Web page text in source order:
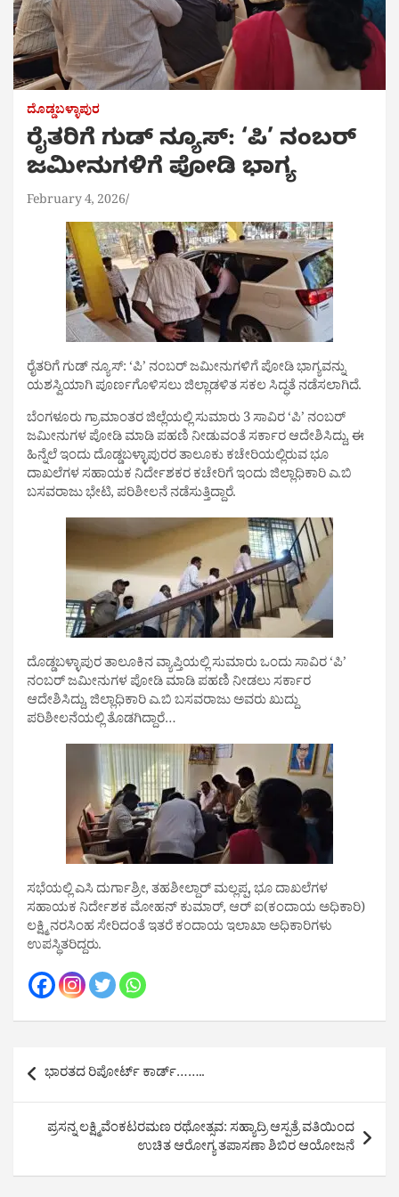
ದೊಡ್ಡಬಳ್ಳಾಪುರ
ರೈತರಿಗೆ ಗುಡ್ ನ್ಯೂಸ್: ‘ಪಿ’ ನಂಬರ್
ಜಮೀನುಗಳಿಗೆ ಪೋಡಿ ಭಾಗ್ಯ
February 4, 2026
ರೈತರಿಗೆ ಗುಡ್ ನ್ಯೂಸ್: ‘ಪಿ’ ನಂಬರ್ ಜಮೀನುಗಳಿಗೆ ಪೋಡಿ ಭಾಗ್ಯವನ್ನು
ಯಶಸ್ವಿಯಾಗಿ ಪೂರ್ಣಗೊಳಿಸಲು ಜಿಲ್ಲಾಡಳಿತ ಸಕಲ ಸಿದ್ಧತೆ ನಡೆಸಲಾಗಿದೆ.
ಬೆಂಗಳೂರು ಗ್ರಾಮಾಂತರ ಜಿಲ್ಲೆಯಲ್ಲಿ ಸುಮಾರು 3 ಸಾವಿರ ‘ಪಿ’ ನಂಬರ್
ಜಮೀನುಗಳ ಪೋಡಿ ಮಾಡಿ ಪಹಣಿ ನೀಡುವಂತೆ ಸರ್ಕಾರ ಆದೇಶಿಸಿದ್ದು, ಈ
ಹಿನ್ನೆಲೆ ಇಂದು ದೊಡ್ಡಬಳ್ಳಾಪುರರ ತಾಲೂಕು ಕಚೇರಿಯಲ್ಲಿರುವ ಭೂ
ದಾಖಲೆಗಳ ಸಹಾಯಕ ನಿರ್ದೇಶಕರ ಕಚೇರಿಗೆ ಇಂದು ಜಿಲ್ಲಾಧಿಕಾರಿ ಎ.ಬಿ
ಬಸವರಾಜು ಭೇಟಿ, ಪರಿಶೀಲನೆ ನಡೆಸುತ್ತಿದ್ದಾರೆ.
ದೊಡ್ಡಬಳ್ಳಾಪುರ ತಾಲೂಕಿನ ವ್ಯಾಪ್ತಿಯಲ್ಲಿ ಸುಮಾರು ಒಂದು ಸಾವಿರ ‘ಪಿ’
ನಂಬರ್ ಜಮೀನುಗಳ ಪೋಡಿ ಮಾಡಿ ಪಹಣಿ ನೀಡಲು ಸರ್ಕಾರ
ಆದೇಶಿಸಿದ್ದು, ಜಿಲ್ಲಾಧಿಕಾರಿ ಎ.ಬಿ ಬಸವರಾಜು ಅವರು ಖುದ್ದು
ಪರಿಶೀಲನೆಯಲ್ಲಿ ತೊಡಗಿದ್ದಾರೆ…
ಸಭೆಯಲ್ಲಿ ಎಸಿ ದುರ್ಗಾಶ್ರೀ, ತಹಶೀಲ್ದಾರ್ ಮಲ್ಲಪ್ಪ, ಭೂ ದಾಖಲೆಗಳ
ಸಹಾಯಕ ನಿರ್ದೇಶಕ ಮೋಹನ್ ಕುಮಾರ್, ಆರ್ ಐ(ಕಂದಾಯ ಅಧಿಕಾರಿ)
ಲಕ್ಷ್ಮಿ ನರಸಿಂಹ ಸೇರಿದಂತೆ ಇತರೆ ಕಂದಾಯ ಇಲಾಖಾ ಅಧಿಕಾರಿಗಳು
ಉಪಸ್ಥಿತರಿದ್ದರು.
Post
navigation
ಭಾರತದ ರಿಪೋರ್ಟ್ ಕಾರ್ಡ್……..
ಪ್ರಸನ್ನ ಲಕ್ಷ್ಮಿವೆಂಕಟರಮಣ ರಥೋತ್ಸವ: ಸಹ್ಯಾದ್ರಿ ಆಸ್ಪತ್ರೆ ವತಿಯಿಂದ
ಉಚಿತ ಆರೋಗ್ಯ ತಪಾಸಣಾ ಶಿಬಿರ ಆಯೋಜನೆ